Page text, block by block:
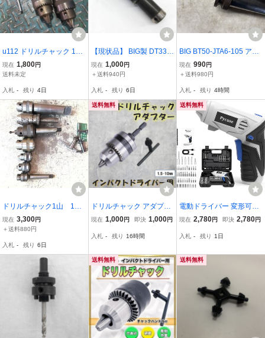
u112 ドリルチャック 13
㎜ 2個セット ＊写真判定
でお願い致します
現在 1,800円
送料未定
入札 - 残り 4日
【現状品】 BIG製 DT33用
ドリルチャック ドリルホ
ルダー J33-6
現在 1,000円
＋送料940円
入札 - 残り 6日
BIG BT50-JTA6-105 アル
ブレ13MM チャック付
良品中古
現在 990円
＋送料980円
入札 - 残り 4時間
ドリルチャック1山 13/
6.5mm Z066854 A1A5-
1 ◇小林機械◇☆
現在 3,300円
＋送料880円
入札 - 残り 6日
送料無料
ドリルチャック アダプタ
ー インパクトドライバー
軸 チャック ハンドル チ
研磨
現在 1,000円 即決 1,000円
入札 - 残り 16時間
送料無料
電動ドライバー 変形可能
電動ドリル 4.5V 3000mA
トルク 20N・m S2 鋼ビ
現在 2,780円 即決 2,780円
入札 - 残り 1日
送料無料 送料無料